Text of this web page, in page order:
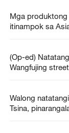
Mga produktong
itinampok sa
(Op-ed)
Wangfujing
Walong
Tsina,